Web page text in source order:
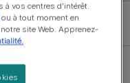
vos centres d’intérêt.
ou à tout moment en
site Web. Apprenez-